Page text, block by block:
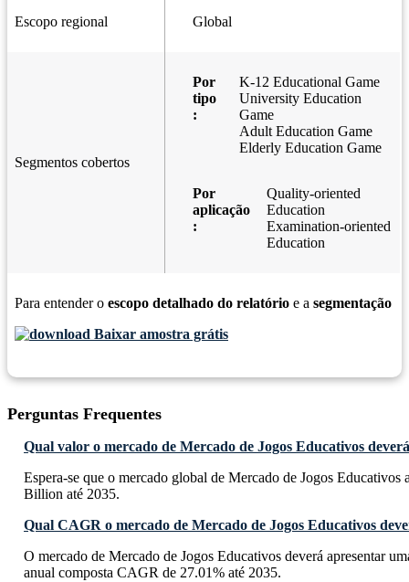
Escopo regional Global
Segmentos cobertos
Por
tipo
:
K-12 Educational Game
University Education
Game
Adult Education Game
Elderly Education Game
Por
aplicação
:
Quality-oriented
Education
Examination-oriented
Education
Para entender o escopo detalhado do relatório e a segmentação
Baixar amostra grátis
Perguntas Frequentes
Qual valor o mercado de Mercado de Jogos Educativos
Espera-se que o mercado global de Mercado de Jogos
Billion até 2035.
Qual CAGR o mercado de Mercado de Jogos Educativos
O mercado de Mercado de Jogos Educativos deverá apresentar
anual composta CAGR de 27.01% até 2035.